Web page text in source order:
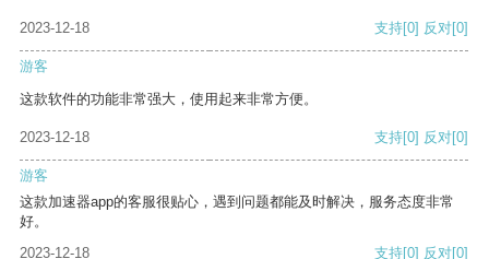
2023-12-18 支持[0] 反对[0]
游客
这款软件的功能非常强大，使用起来非常方便。
2023-12-18 支持[0] 反对[0]
游客
这款加速器app的客服很贴心，遇到问题都能及时解决，服务态度非常
好。
2023-12-18
支持[0] 反对[0]